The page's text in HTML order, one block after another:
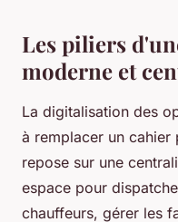
Les piliers
moderne et
La digitalisation des
à remplacer un cahier
repose sur une
espace pour
chauffeurs, gérer les